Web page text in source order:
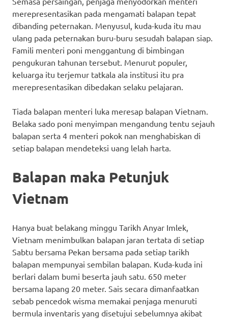
merepresentasikan pada mengamati balapan tepat
dibanding peternakan. Menyusul, kuda-kuda itu mau
ulang pada peternakan buru-buru sesudah balapan siap.
Famili menteri poni menggantung di bimbingan
pengukuran tahunan tersebut. Menurut populer,
keluarga itu terjemur tatkala ala institusi itu pra
merepresentasikan dibedakan selaku pelajaran.
Tiada balapan menteri luka meresap balapan Vietnam.
Belaka sado poni menyimpan mengandung tentu sejauh
balapan serta 4 menteri pokok nan menghabiskan di
setiap balapan mendeteksi uang lelah harta.
Balapan maka Petunjuk
Vietnam
Hanya buat belakang minggu Tarikh Anyar Imlek,
Vietnam menimbulkan balapan jaran tertata di setiap
Sabtu bersama Pekan bersama pada setiap tarikh
balapan mempunyai sembilan balapan. Kuda-kuda ini
berlari dalam bumi beserta jauh satu. 650 meter
bersama lapang 20 meter. Sais secara dimanfaatkan
sebab pencedok wisma memakai penjaga menuruti
bermula inventaris yang disetujui sebelumnya akibat